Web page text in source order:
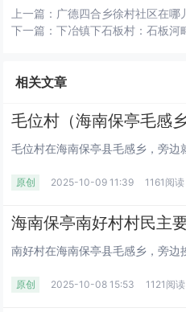
上一篇： 广德四合乡徐村社区在
下一篇：下冶镇下石板村：石板河
相关文章
原创 2025-10-09 11:39 1161阅读
原创 2025-10-08 15:53 1121阅读